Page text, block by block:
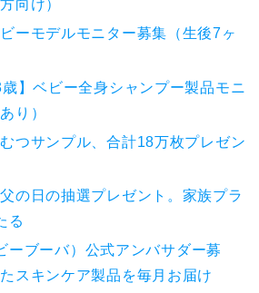
向け）
ビーモデルモニター募集（生後7ヶ
歳】ベビー全身シャンプー製品モニ
り）
つサンプル、合計18万枚プレゼン
の日の抽選プレゼント。家族プラ
る
ーブーバ）公式アンバサダー募
スキンケア製品を毎月お届け